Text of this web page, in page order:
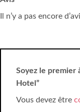
Il n’y a pas encore
Soyez le premier
Hotel”
Vous devez être